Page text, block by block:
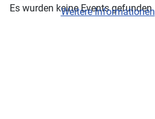
Es wurden keine Events gefunden
Weitere Informationen